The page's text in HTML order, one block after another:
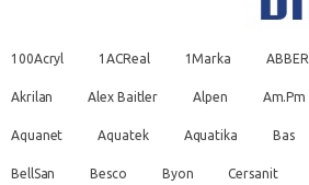
100Acryl 1ACReal 1Marka ABBER
Akrilan Alex Baitler Alpen Am.Pm
Aquanet Aquatek Aquatika Bas
BellSan Besco Byon Cersanit